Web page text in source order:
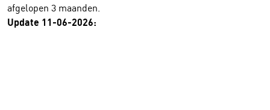
afgelopen 3 maanden.
Update 11-06-2026: